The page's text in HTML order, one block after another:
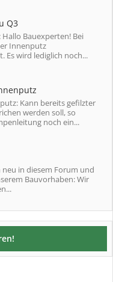
Q3
Bauexperten! Bei
Innenputz
Es wird lediglich noch...
Kann bereits gefilzter
werden soll, so
noch ein...
in diesem Forum und
Bauvorhaben: Wir